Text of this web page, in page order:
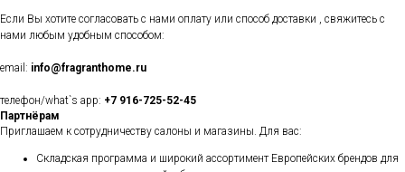
Если Вы хотите согласовать с нами оплату или способ доставки , свяжитесь с
нами любым удобным способом:
email: info@fragranthome.ru
телефон/what`s app: +7 916-725-52-45
Партнёрам
Приглашаем к сотрудничеству салоны и магазины. Для вас:
Складская программа и широкий ассортимент Европейских брендов для